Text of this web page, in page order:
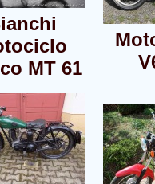
MT 61